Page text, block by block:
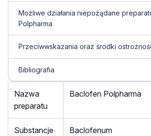
Możliwe działania niepożądane
Polpharma
Przeciwwskazania oraz środki
Bibliografia
Nazwa
preparatu
Baclofen Polpharma
Substancje
Baclofenum